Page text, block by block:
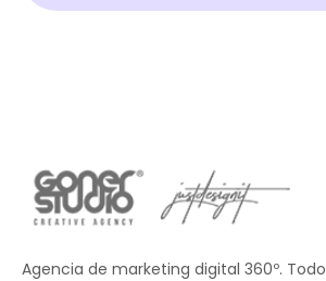
Agencia de marketing digital 360º. Todo